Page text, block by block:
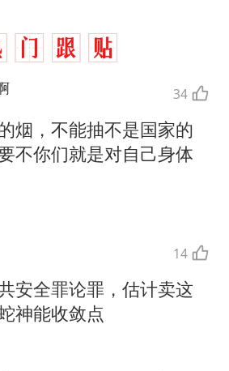
34
烟，不能抽不是国家的
不你们就是对自己身体
14
安全罪论罪，估计卖这
神能收敛点